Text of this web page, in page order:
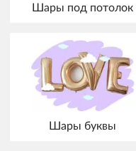
Шары под потолок
Шары буквы